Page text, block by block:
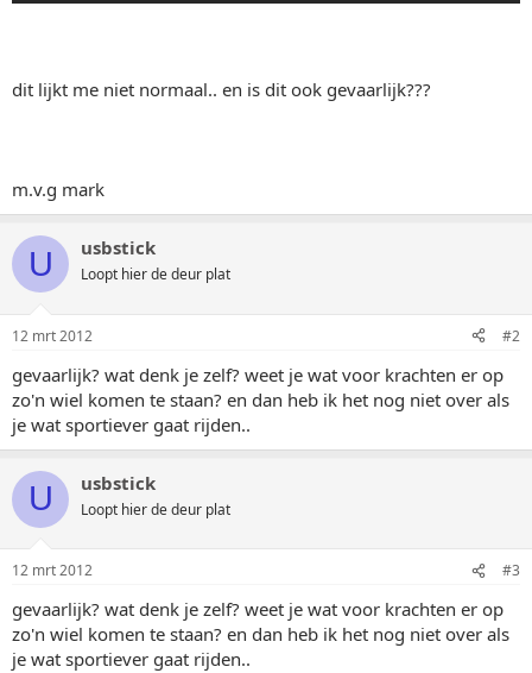
dit lijkt me niet normaal.. en is dit ook gevaarlijk???
m.v.g mark
U usbstick
Loopt hier de deur plat
12 mrt 2012 #2
gevaarlijk? wat denk je zelf? weet je wat voor krachten er op
zo'n wiel komen te staan? en dan heb ik het nog niet over als
je wat sportiever gaat rijden..
U usbstick
Loopt hier de deur plat
12 mrt 2012 #3
gevaarlijk? wat denk je zelf? weet je wat voor krachten er op
zo'n wiel komen te staan? en dan heb ik het nog niet over als
je wat sportiever gaat rijden..